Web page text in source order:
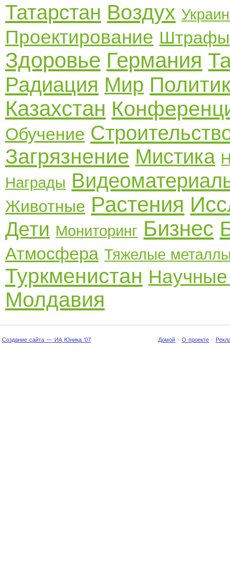
Татарстан Воздух
Проектирование Штрафы
Здоровье Германия
Радиация Мир
Казахстан
Обучение
Загрязнение Мистика
Награды
Животные Растения
Дети Мониторинг Бизнес
Атмосфера Тяжелые
Туркменистан Научные
Молдавия
Создание сайта — ИА Юника '07 Домой · О проекте ·